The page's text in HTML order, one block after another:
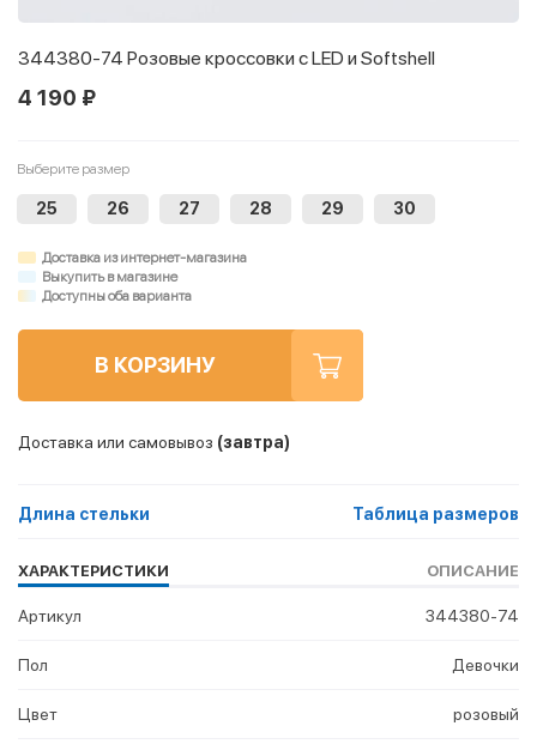
344380-74 Розовые кроссовки с LED и Softshell
4 190 ₽
Выберите размер
25 26 27 28 29 30
Доставка из интернет-магазина
Выкупить в магазине
Доступны оба варианта
В КОРЗИНУ
Доставка или самовывоз (завтра)
Длина стельки Таблица размеров
ХАРАКТЕРИСТИКИ ОПИСАНИЕ
Артикул 344380-74
Пол Девочки
Цвет розовый